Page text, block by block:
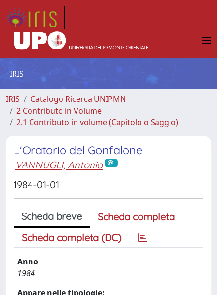
IRIS
IRIS
Catalogo Ricerca UNIPMN
2 Contributo in Volume
2.1 Contributo in volume (Capitolo o Saggio)
L'Oratorio del Gonfalone
VANNUGLI, Antonio
1984-01-01
Scheda breve
Scheda completa
Scheda completa (DC)
Anno
1984
Appare nelle tipologie: